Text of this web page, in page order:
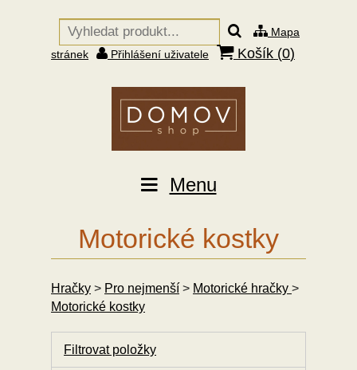
Mapa
stránek
Přihlášení uživatele Košík (0)
Menu
Motorické kostky
Hračky > Pro nejmenší > Motorické hračky >
Motorické kostky
Filtrovat položky